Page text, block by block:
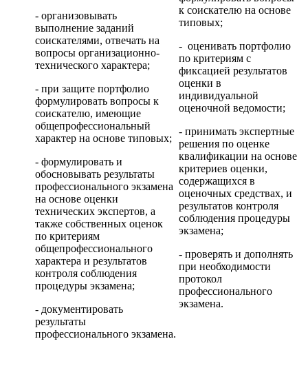
- организовывать
выполнение заданий
соискателями, отвечать на
вопросы организационно-
технического характера;
- при защите портфолио
формулировать вопросы к
соискателю, имеющие
общепрофессиональный
характер на основе типовых;
- формулировать и
обосновывать результаты
профессионального экзамена
на основе оценки
технических экспертов, а
также собственных оценок
по критериям
общепрофессионального
характера и результатов
контроля соблюдения
процедуры экзамена;
- документировать
результаты
профессионального экзамена.
к соискателю на основе
типовых;
- оценивать портфолио
по критериям с
фиксацией результатов
оценки в
индивидуальной
оценочной ведомости;
- принимать экспертные
решения по оценке
квалификации на основе
критериев оценки,
содержащихся в
оценочных средствах, и
результатов контроля
соблюдения процедуры
экзамена;
- проверять и дополнять
при необходимости
протокол
профессионального
экзамена.